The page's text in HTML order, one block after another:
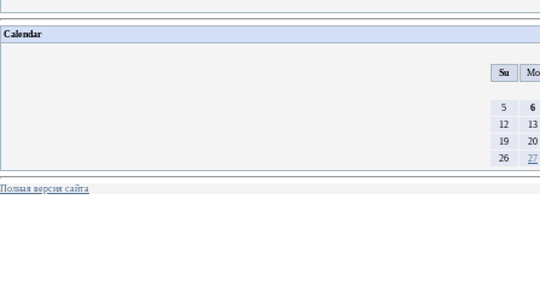
Calendar
Su Mo
5
6
12
13
19
20
26
27
Полная версия сайта